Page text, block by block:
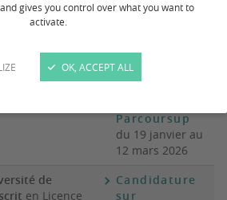
gives you control over what you want to
activate.
OK, ACCEPT ALL
diffèrent selon votre profil :
étudiant non
Candidature
Parcoursup
du 19 janvier au
12 mars 2026
de
en Licence
Candidature
sur